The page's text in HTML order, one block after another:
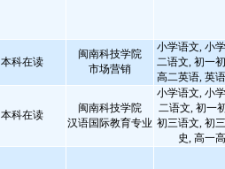
本科在读
闽南科技学院
市场营销
小学语文, 小
二语文, 初一
高二英语, 英
本科在读
闽南科技学院
汉语国际教育专业
小学语文, 小
二语文, 初一
初三语文, 初
史, 高一